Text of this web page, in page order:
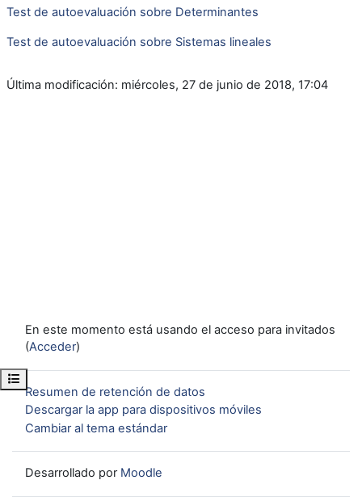
Abrir índice del curso
Test de autoevaluación sobre Determinantes
Test de autoevaluación sobre Sistemas lineales
Última modificación: miércoles, 27 de junio de 2018, 17:04
En este momento está usando el acceso para invitados
(Acceder)
Resumen de retención de datos
Descargar la app para dispositivos móviles
Cambiar al tema estándar
Desarrollado por Moodle